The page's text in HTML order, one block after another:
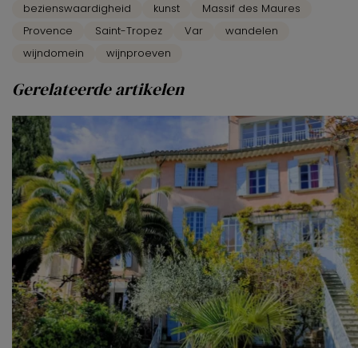
bezienswaardigheid kunst
Massif des Maures
Provence
Saint-Tropez Var
wandelen
wijndomein
wijnproeven
Gerelateerde artikelen